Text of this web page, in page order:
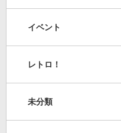
イベント
レトロ！
未分類